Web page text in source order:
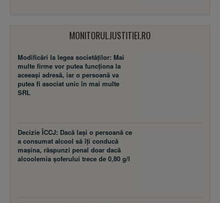
MONITORULJUSTITIEI.RO
Modificări la legea societăţilor: Mai
multe firme vor putea funcţiona la
aceeaşi adresă, iar o persoană va
putea fi asociat unic în mai multe
SRL
Decizie ÎCCJ: Dacă laşi o persoană ce
a consumat alcool să îţi conducă
maşina, răspunzi penal doar dacă
alcoolemia şoferului trece de 0,80 g/l